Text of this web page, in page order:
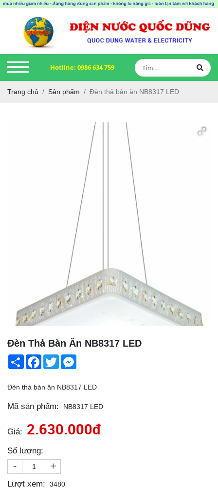
Hotline: 0986 634 759
Trang chủ Sản phẩm Đèn thả bàn ăn NB8317 LED
Đèn Thả Bàn Ăn NB8317 LED
Share Facebook
Twitter
Đèn thả bàn ăn NB8317 LED
Mã sản phẩm: NB8317 LED
Giá: 2.630.000đ
Số lượng:
- +
Lượt xem: 3480